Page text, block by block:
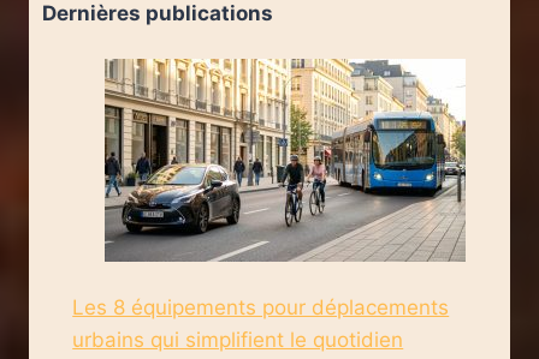
Dernières publications
Les 8 équipements pour déplacements
urbains qui simplifient le quotidien